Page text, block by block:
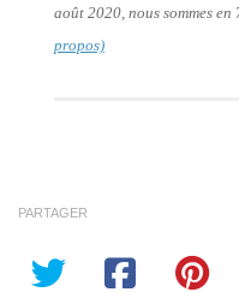
août 2020, nous sommes en
propos)
PARTAGER